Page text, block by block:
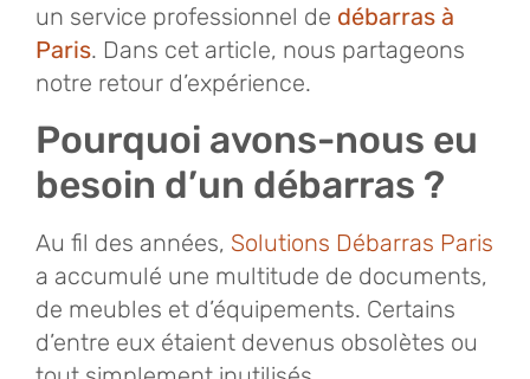
un service professionnel de débarras à
Paris. Dans cet article, nous partageons
notre retour d’expérience.
Pourquoi avons-nous eu
besoin d’un débarras ?
Au fil des années, Solutions Débarras Paris
a accumulé une multitude de documents,
de meubles et d’équipements. Certains
d’entre eux étaient devenus obsolètes ou